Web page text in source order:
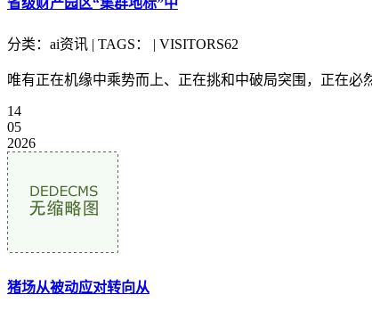
省级财产园区“集群地标”中
分类：ai资讯 | TAGS： | VISITORS62
唯有正在机缘中乘势而上、正在挑和中破局突围，正在
14
05
2026
猪场从被动应对转向从